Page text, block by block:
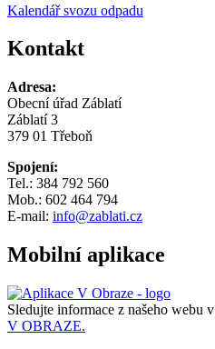
Kalendář svozu odpadu
Kontakt
Adresa:
Obecní úřad Záblatí
Záblatí 3
379 01 Třeboň
Spojení:
Tel.: 384 792 560
Mob.: 602 464 794
E-mail: info@zablati.cz
Mobilní aplikace
Sledujte informace z našeho webu v
V OBRAZE.